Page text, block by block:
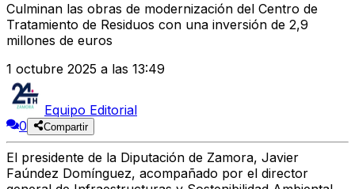
Culminan las obras de modernización del Centro de
Tratamiento de Residuos con una inversión de 2,9
millones de euros
1 octubre 2025 a las 13:49
Equipo Editorial
0
Compartir
El presidente de la Diputación de Zamora, Javier
Faúndez Domínguez, acompañado por el director